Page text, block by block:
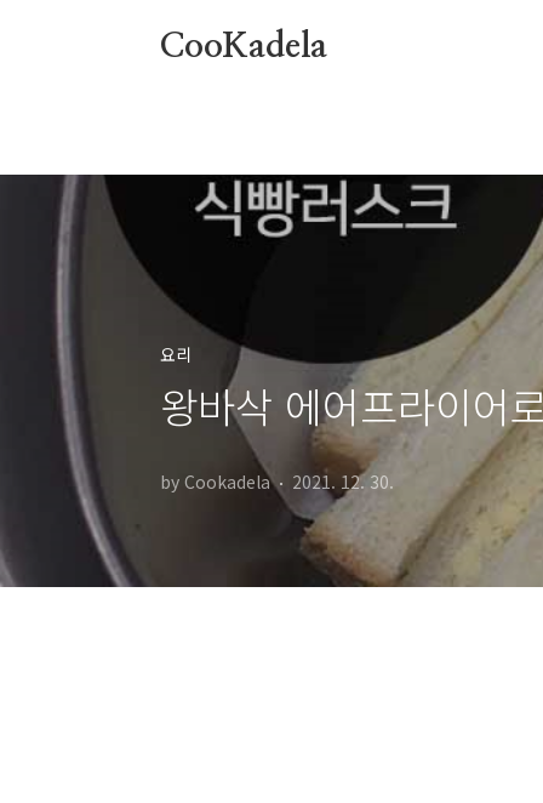
CooKadela
요리
왕바삭 에어프라이어
by Cookadela 2021. 12. 30.